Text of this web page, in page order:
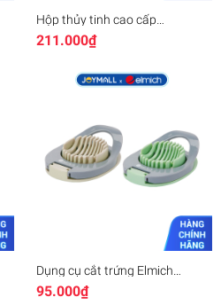
Hộp thủy tinh cao cấp
LocknLock Easy Seal Container
P-0810 P-0815 P-0811, Hàng
211.000₫
Dụng cụ cắt trứng Elmich
EL8417, Hàng chính hãng, lưỡi
dao bằng inox, thiết kế nhỏ gọn
95.000₫